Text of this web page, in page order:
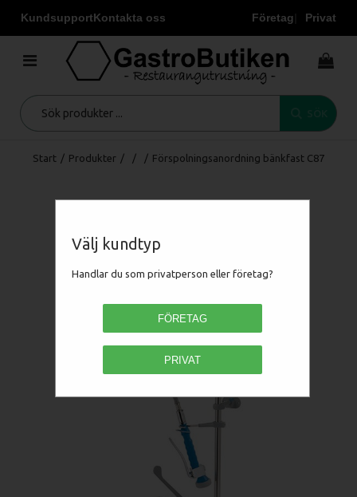
KundsupportKontakta oss Företag Privat
Välj kundtyp
Handlar du som privatperson eller företag?
FÖRETAG
PRIVAT
Start / Produkter / / / Förspolningsanordning bänkfast C87